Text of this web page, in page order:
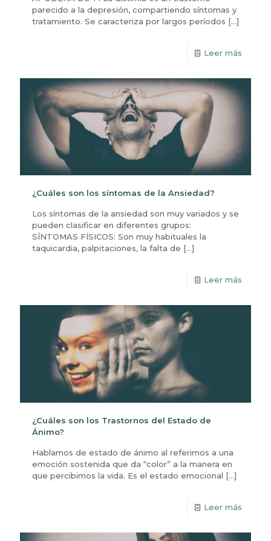
parecido a la depresión, compartiendo síntomas y
tratamiento. Se caracteriza por largos períodos […]
Leer más
¿Cuáles son los síntomas de la Ansiedad?
Los síntomas de la ansiedad son muy variados y se
pueden clasificar en diferentes grupos:
SÍNTOMAS FÍSICOS: Son muy habituales la
taquicardia, palpitaciones, la falta de […]
Leer más
¿Cuáles son los Trastornos del Estado de
Ánimo?
Hablamos de estado de ánimo al referirnos a una
emoción sostenida que da “color” a la manera en
que percibimos la vida. Es el estado emocional […]
Leer más